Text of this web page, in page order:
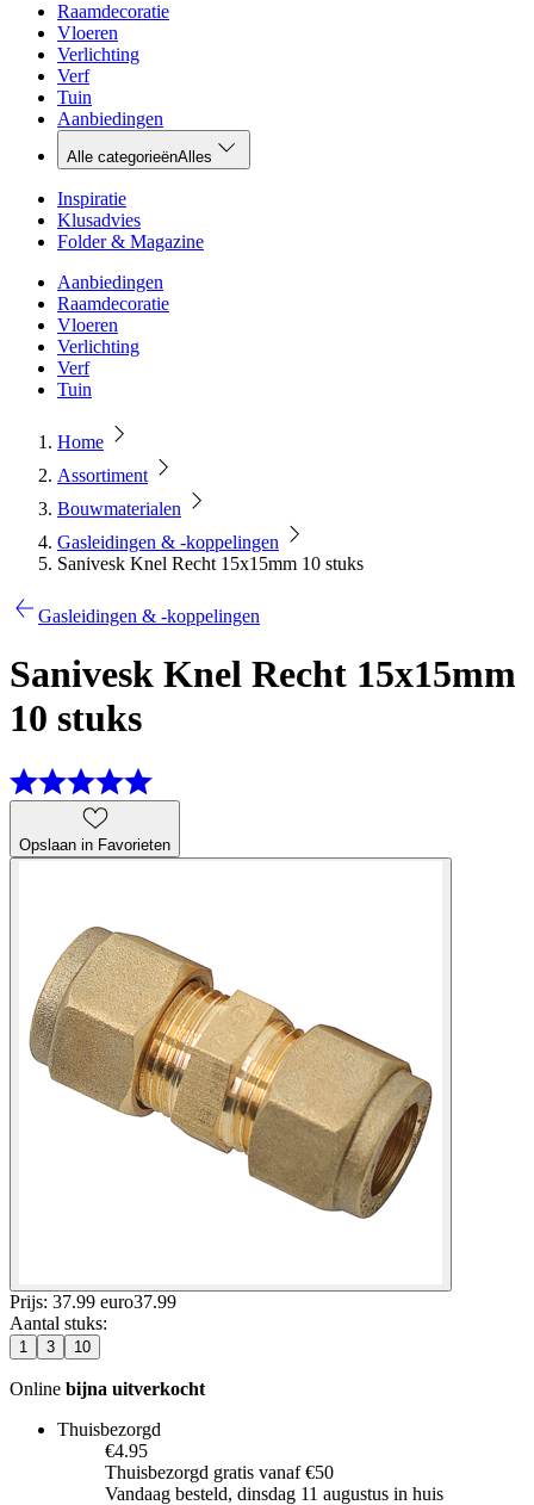
Raamdecoratie
Vloeren
Verlichting
Verf
Tuin
Aanbiedingen
Alle categorieënAlles
Inspiratie
Klusadvies
Folder & Magazine
Aanbiedingen
Raamdecoratie
Vloeren
Verlichting
Verf
Tuin
Home
Assortiment
Bouwmaterialen
Gasleidingen & -koppelingen
Sanivesk Knel Recht 15x15mm 10 stuks
Gasleidingen & -koppelingen
Sanivesk Knel Recht 15x15mm
10 stuks
Opslaan in Favorieten
Prijs: 37.99 euro37.99
Aantal stuks:
1 3 10
Online bijna uitverkocht
Thuisbezorgd
€4.95
Thuisbezorgd gratis vanaf €50
Vandaag besteld, dinsdag 11 augustus in huis